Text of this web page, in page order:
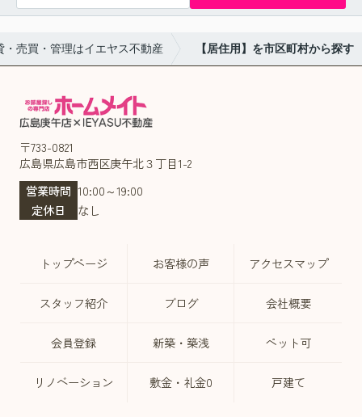
・売買・管理はイエヤス不動産 【居住用】を市区町村から探す
〒733-0821
広島県広島市西区庚午北３丁目1-2
営業時間 10:00～19:00
定休日
なし
トップページ お客様の声 アクセスマップ
スタッフ紹介 ブログ 会社概要
会員登録 新築・築浅 ペット可
リノベーション 敷金・礼金0 戸建て